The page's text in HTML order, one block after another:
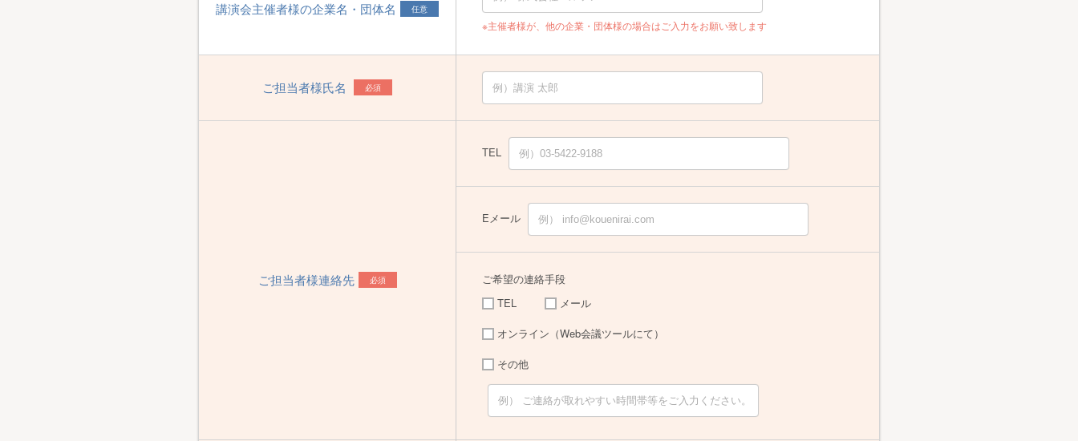
講演会主催者様の企業名・団体名 任意
※主催者様が、他の企業・団体様の場合はご入力をお願い致します
ご担当者様氏名 必須
ご担当者様連絡先 必須
TEL
Eメール
ご希望の連絡手段
TEL
メール
オンライン（Web会議ツールにて）
その他